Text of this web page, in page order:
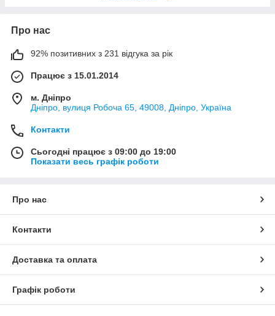
Про нас
92% позитивних з 231 відгука за рік
Працює з 15.01.2014
м. Дніпро
Дніпро, вулиця Робоча 65, 49008, Дніпро, Україна
Контакти
Сьогодні працює з 09:00 до 19:00
Показати весь графік роботи
Про нас
Контакти
Доставка та оплата
Графік роботи